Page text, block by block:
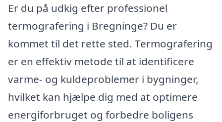
Er du på udkig efter professionel
termografering i Bregninge? Du er
kommet til det rette sted. Termografering
er en effektiv metode til at identificere
varme- og kuldeproblemer i bygninger,
hvilket kan hjælpe dig med at optimere
energiforbruget og forbedre boligens